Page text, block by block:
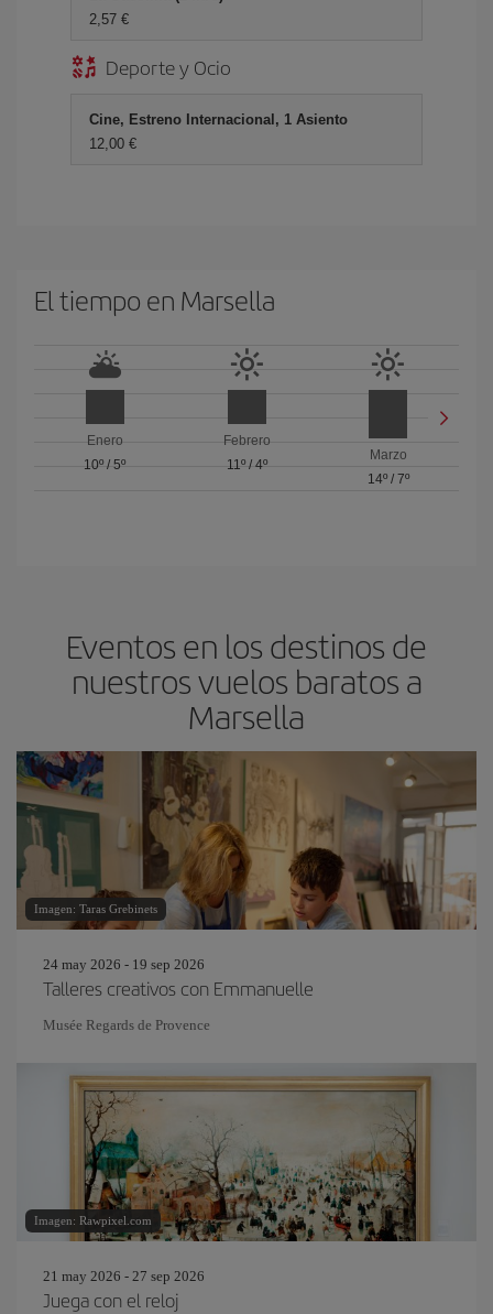
2,57 €
Deporte y Ocio
Cine, Estreno Internacional, 1 Asiento
12,00 €
El tiempo en Marsella
Enero
10º /5º
Febrero
11º/ 4º
Marzo
14º/ 7º
Eventos en los destinos de
nuestros vuelos baratos a
Marsella
Imagen: Taras Grebinets
24 may 2026 - 19 sep 2026
Talleres creativos con Emmanuelle
Musée Regards de Provence
Imagen: Rawpixel.com
21 may 2026 - 27 sep 2026
Juega con el reloj